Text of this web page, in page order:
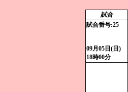
試合
試合番号:25
09月05日(日)
18時00分